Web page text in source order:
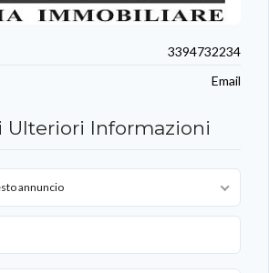
3394732234
Email
Ulteriori Informazioni
annuncio